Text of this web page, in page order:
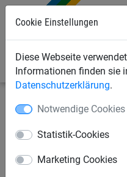
Cookie Einstellungen
Diese Webseite
Informationen finden sie
Datenschutzerklärung.
Notwendige Cookies
Statistik-Cookies
Marketing Cookies
Sportnetze Hockeynetze